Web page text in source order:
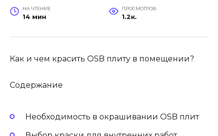
НА ЧТЕНИЕ
14 мин
ПРОСМОТРОВ
1.2к.
Как и чем красить OSB плиту в помещении?
Содержание
Необходимость в окрашивании OSB плит